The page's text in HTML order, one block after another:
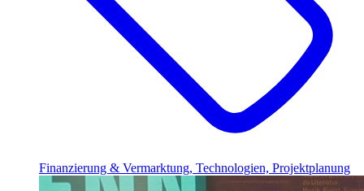
Finanzierung & Vermarktung, Technologien, Projektplanung